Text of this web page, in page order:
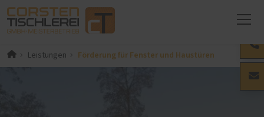
Leistungen Förderung für Fenster und Haustüren